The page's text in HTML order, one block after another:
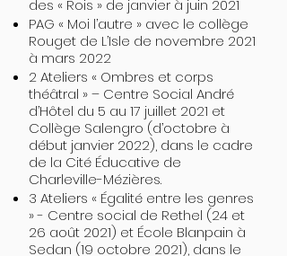
des « Rois » de janvier à juin 2021
PAG « Moi l’autre » avec le collège
Rouget de L’Isle de novembre 2021
à mars 2022
2 Ateliers « Ombres et corps
théâtral » – Centre Social André
d’Hôtel du 5 au 17 juillet 2021 et
Collège Salengro (d’octobre à
début janvier 2022), dans le cadre
de la Cité Éducative de
Charleville-Mézières.
3 Ateliers « Égalité entre les genres
» - Centre social de Rethel (24 et
26 août 2021) et École Blanpain à
Sedan (19 octobre 2021), dans le